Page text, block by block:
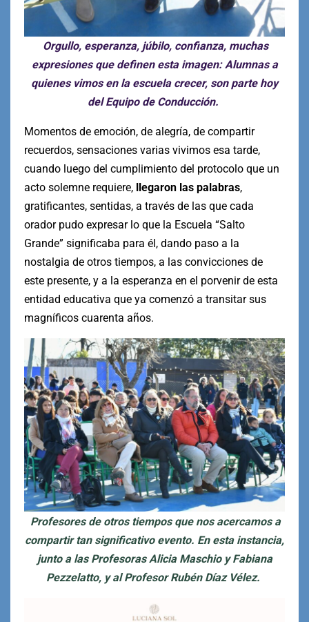
Orgullo, esperanza, júbilo, confianza, muchas
expresiones que definen esta imagen: Alumnas a
quienes vimos en la escuela crecer, son parte hoy
del Equipo de Conducción.
Momentos de emoción, de alegría, de compartir
recuerdos, sensaciones varias vivimos esa tarde,
cuando luego del cumplimiento del protocolo que un
acto solemne requiere, llegaron las palabras,
gratificantes, sentidas, a través de las que cada
orador pudo expresar lo que la Escuela “Salto
Grande” significaba para él, dando paso a la
nostalgia de otros tiempos, a las convicciones de
este presente, y a la esperanza en el porvenir de esta
entidad educativa que ya comenzó a transitar sus
magníficos cuarenta años.
Profesores de otros tiempos que nos acercamos a
compartir tan significativo evento. En esta instancia,
junto a las Profesoras Alicia Maschio y Fabiana
Pezzelatto, y al Profesor Rubén Díaz Vélez.